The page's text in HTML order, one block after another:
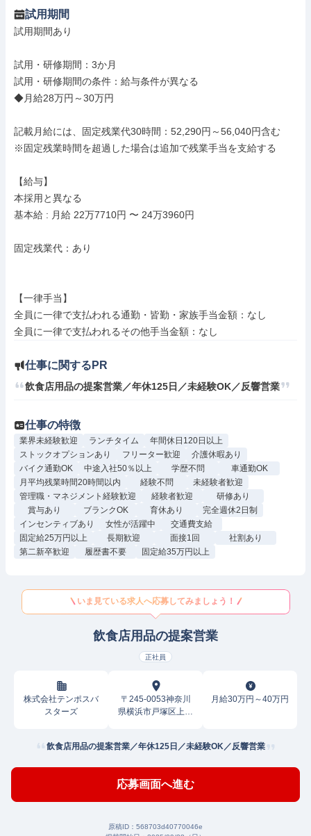
試用期間
試用期間あり
試用・研修期間：3か月
試用・研修期間の条件：給与条件が異なる
◆月給28万円～30万円
記載月給には、固定残業代30時間：52,290円～56,040円含む
※固定残業時間を超過した場合は追加で残業手当を支給する
【給与】
本採用と異なる
基本給 : 月給 22万7710円 〜 24万3960円
固定残業代：あり
【一律手当】
全員に一律で支払われる通勤・皆勤・家族手当金額：なし
仕事に関するPR
飲食店用品の提案営業／年休125日／未経験OK／反響営業
仕事の特徴
業界未経験歓迎 ランチタイム
年間休日120日以上
ストックオプションあり
フリーター歓迎
介護休暇あり
バイク通勤OK
中途入社50％以上 学歴不問
車通勤OK
月平均残業時間20時間以内
経験不問
未経験者歓迎
管理職・マネジメント経験歓迎
経験者歓迎
研修あり
賞与あり
ブランクOK 育休あり
完全週休2日制
インセンティブあり
女性が活躍中
交通費支給
固定給25万円以上
長期歓迎 面接1回
社割あり
第二新卒歓迎
履歴書不要 固定給35万円以上
いま見ている求人へ応募してみましょう！
飲食店用品の提案営業
正社員
株式会社テンポスバ
スターズ
〒245-0053神奈川
県横浜市戸塚区上矢
月給30万円～40万円
飲食店用品の提案営業／年休125日／未経験OK／反響営業
応募画面へ進む
原稿ID： 568703d40770046e